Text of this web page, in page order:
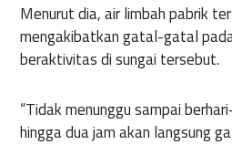
Menurut dia, air limbah pabrik
mengakibatkan gatal-gatal
beraktivitas di sungai tersebut.
“Tidak menunggu sampai
hingga dua jam akan langsung